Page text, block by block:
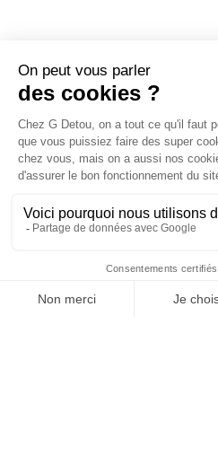
Prix :
Home Wishlist
Liens utiles
Livraison et paiements
Nos engagements
Conditions générales de vente
Boutique Lyon